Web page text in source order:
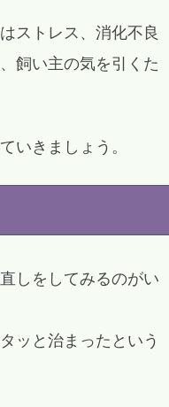
ストレス、消化不良
飼い主の気を引くた
いきましょう。
しをしてみるのがい
ッと治まったという